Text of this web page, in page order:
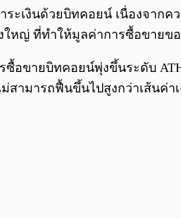
ระเงินด้วยบิทคอยน์ เนื่องจา
หญ่ ที่ทำให้มูลค่าการซื้อขายข
อขายบิทคอยน์พุ่งขึ้นระดับ
ามารถฟื้นขึ้นไปสูงกว่าเส้นค่